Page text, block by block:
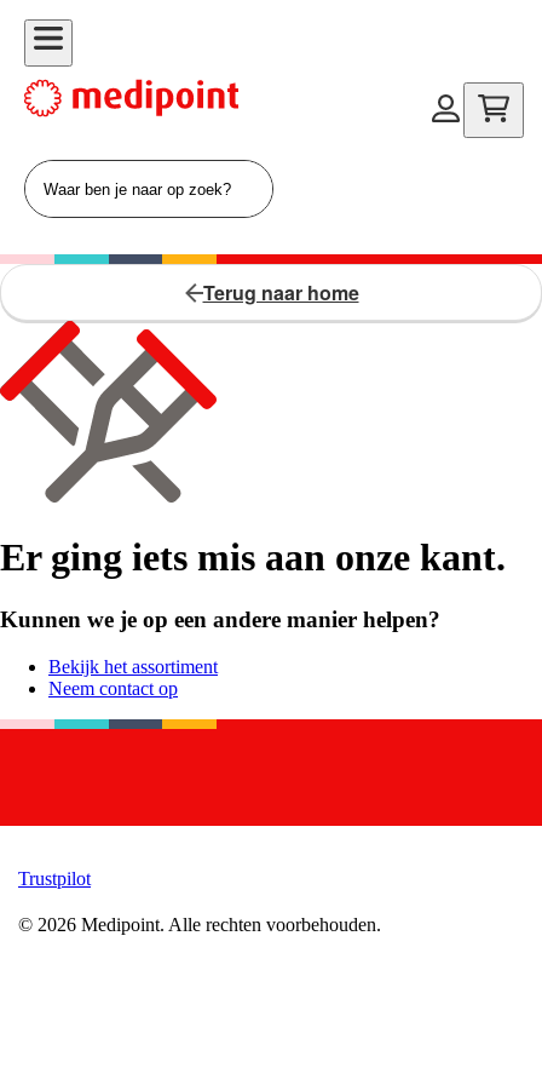
Terug naar home
Er ging iets mis aan onze kant.
Kunnen we je op een andere manier helpen?
Bekijk het assortiment
Neem contact op
Trustpilot
© 2026 Medipoint. Alle rechten voorbehouden.